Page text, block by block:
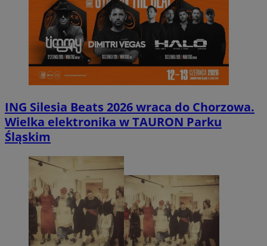
ING Silesia Beats 2026 wraca do Chorzowa.
Wielka elektronika w TAURON Parku
Śląskim